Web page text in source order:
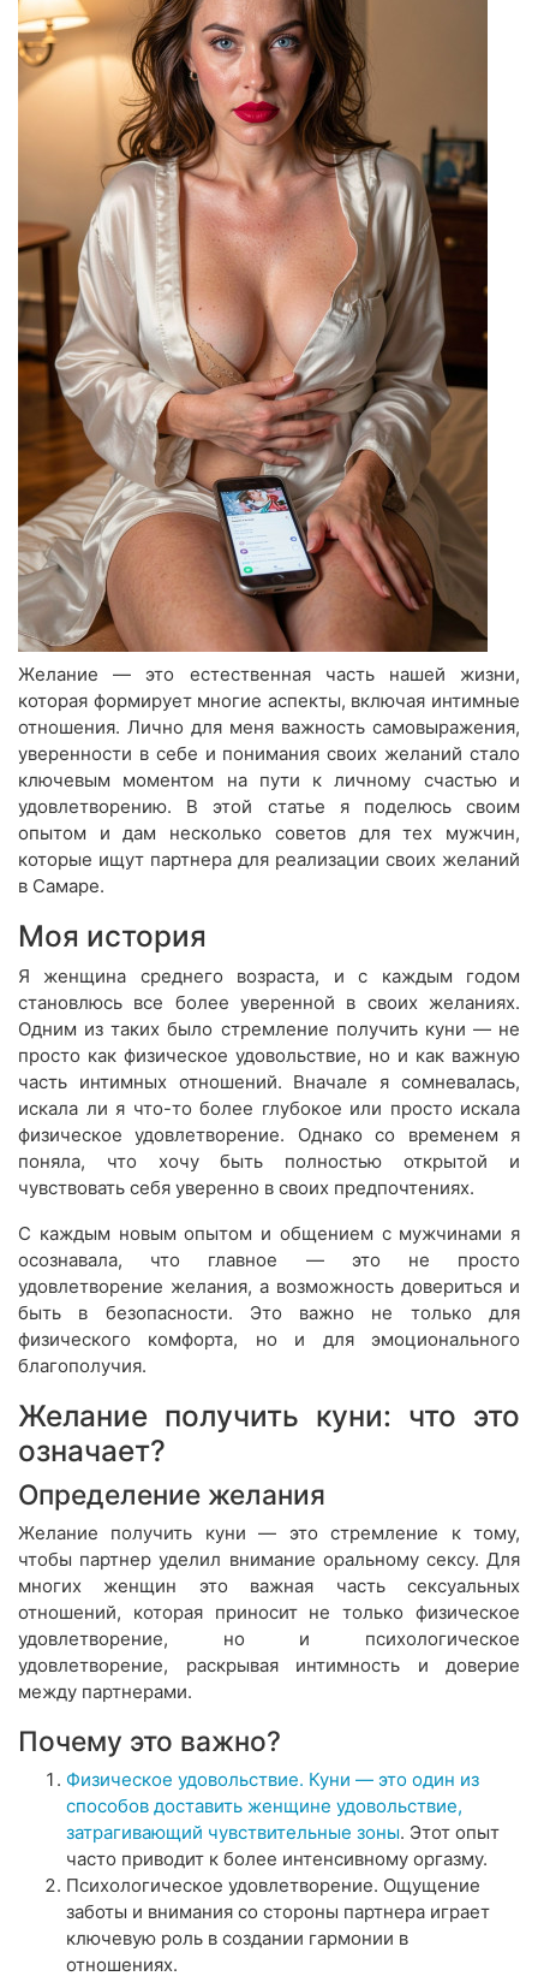
Желание — это естественная часть нашей жизни,
которая формирует многие аспекты, включая интимные
отношения. Лично для меня важность самовыражения,
уверенности в себе и понимания своих желаний стало
ключевым моментом на пути к личному счастью и
удовлетворению. В этой статье я поделюсь своим
опытом и дам несколько советов для тех мужчин,
которые ищут партнера для реализации своих желаний
в Самаре.
Моя история
Я женщина среднего возраста, и с каждым годом
становлюсь все более уверенной в своих желаниях.
Одним из таких было стремление получить куни — не
просто как физическое удовольствие, но и как важную
часть интимных отношений. Вначале я сомневалась,
искала ли я что-то более глубокое или просто искала
физическое удовлетворение. Однако со временем я
поняла, что хочу быть полностью открытой и
чувствовать себя уверенно в своих предпочтениях.
С каждым новым опытом и общением с мужчинами я
осознавала, что главное — это не просто
удовлетворение желания, а возможность довериться и
быть в безопасности. Это важно не только для
физического комфорта, но и для эмоционального
благополучия.
Желание получить куни: что это
означает?
Определение желания
Желание получить куни — это стремление к тому,
чтобы партнер уделил внимание оральному сексу. Для
многих женщин это важная часть сексуальных
отношений, которая приносит не только физическое
удовлетворение, но и психологическое
удовлетворение, раскрывая интимность и доверие
между партнерами.
Почему это важно?
Физическое удовольствие. Куни — это один из
способов доставить женщине удовольствие,
затрагивающий чувствительные зоны. Этот опыт
часто приводит к более интенсивному оргазму.
Психологическое удовлетворение. Ощущение
заботы и внимания со стороны партнера играет
ключевую роль в создании гармонии в
отношениях.